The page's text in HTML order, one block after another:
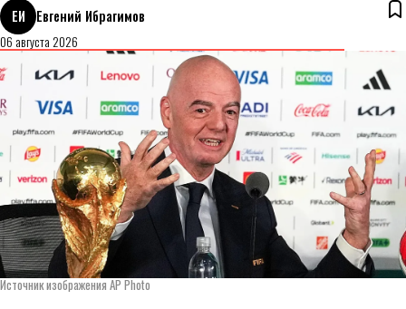
ЕИ
Евгений Ибрагимов
06 августа 2026
Источник изображения AP Photo